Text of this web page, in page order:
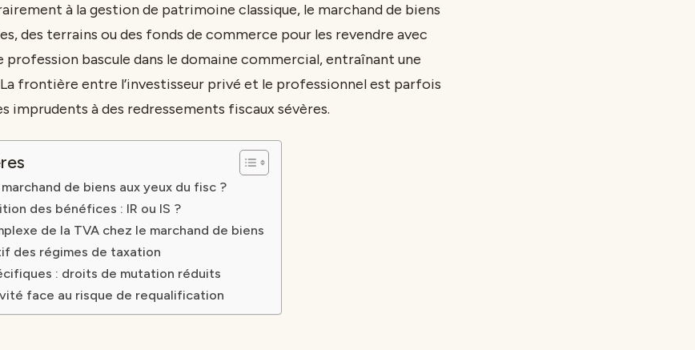
à la gestion de patrimoine classique, le marchand de biens
des terrains ou des fonds de commerce pour les revendre avec
profession bascule dans le domaine commercial, entraînant une
frontière entre l’investisseur privé et le professionnel est parfois
imprudents à des redressements fiscaux sévères.
de biens aux yeux du fisc ?
des bénéfices : IR ou IS ?
de la TVA chez le marchand de biens
des régimes de taxation
: droits de mutation réduits
face au risque de requalification